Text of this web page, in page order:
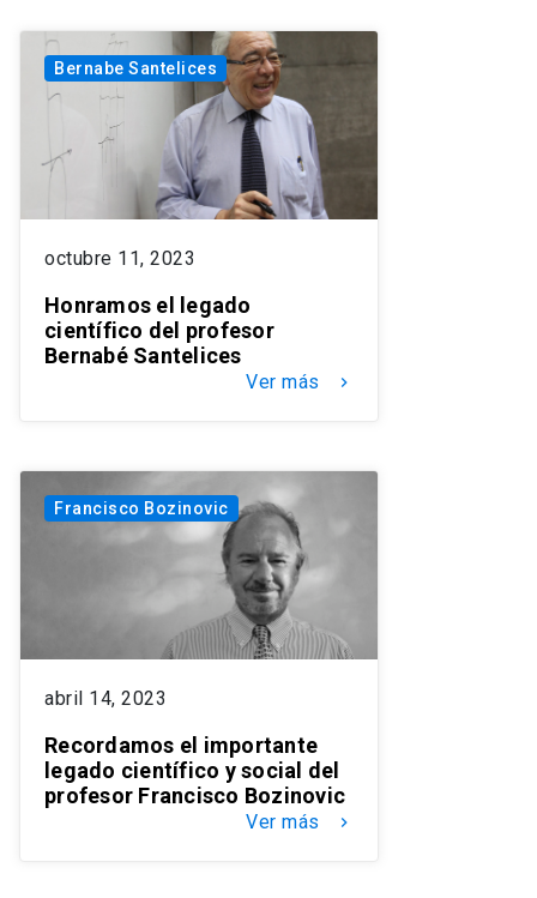
Bernabe Santelices
octubre 11, 2023
Honramos el legado
científico del profesor
Bernabé Santelices
Ver más keyboard_arrow_right
Francisco Bozinovic
abril 14, 2023
Recordamos el importante
legado científico y social del
profesor Francisco Bozinovic
Ver más keyboard_arrow_right